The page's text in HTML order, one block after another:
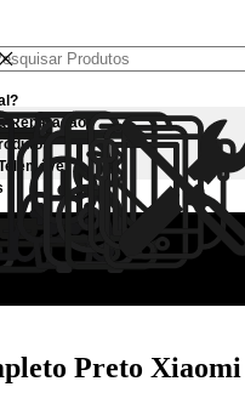
Reparação
Preto